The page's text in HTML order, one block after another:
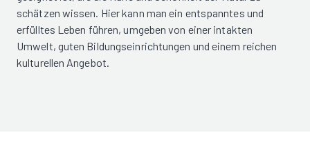
schätzen wissen. Hier kann man ein entspanntes und
erfülltes Leben führen, umgeben von einer intakten
Umwelt, guten Bildungseinrichtungen und einem reichen
kulturellen Angebot.